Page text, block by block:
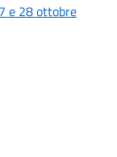
e 28 ottobre